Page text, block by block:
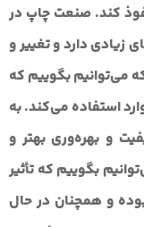
کند. صنعت چاپ در
زیادی دارد و تغییر و
می‌توانیم بگوییم که
استفاده می‌کند. به
و بهره‌وری بهتر و
بگوییم که تأثیر
و همچنان در حال